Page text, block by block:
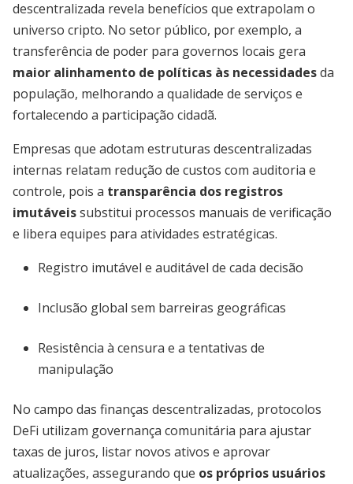
descentralizada revela benefícios que extrapolam o
universo cripto. No setor público, por exemplo, a
transferência de poder para governos locais gera
maior alinhamento de políticas às necessidadesda
população, melhorando a qualidade de serviços e
fortalecendo a participação cidadã.
Empresas que adotam estruturas descentralizadas
internas relatam redução de custos com auditoria e
controle, pois a transparência dos registros
imutáveissubstitui processos manuais de verificação
e libera equipes para atividades estratégicas.
Registro imutável e auditável de cada decisão
Inclusão global sem barreiras geográficas
Resistência à censura e a tentativas de
manipulação
No campo das finanças descentralizadas, protocolos
DeFi utilizam governança comunitária para ajustar
taxas de juros, listar novos ativos e aprovar
atualizações, assegurando que os próprios usuários